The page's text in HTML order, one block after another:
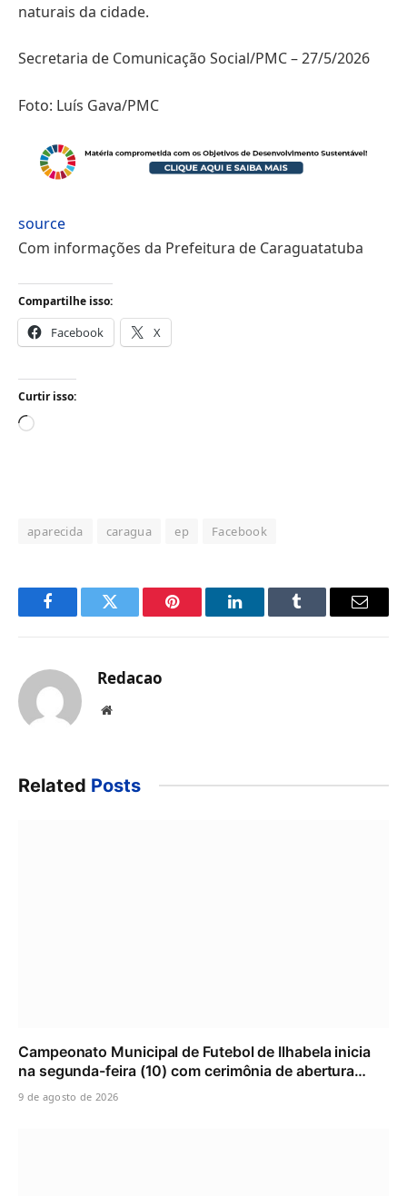
naturais da cidade.
Secretaria de Comunicação Social/PMC – 27/5/2026
Foto: Luís Gava/PMC
source
Com informações da Prefeitura de Caraguatatuba
Compartilhe isso:
Facebook X
Curtir isso:
Carregando...
aparecida caragua ep Facebook
FacebookTwitter Pinterest LinkedInTumblr Email
Redacao
Website
Related Posts
Campeonato Municipal de Futebol de Ilhabela inicia
na segunda-feira (10) com cerimônia de abertura…
9 de agosto de 2026